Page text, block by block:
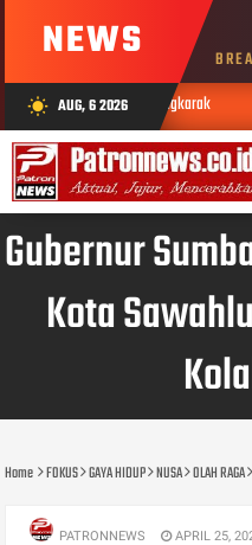
NEWS
wb_sunny AUG, 6 2026
Puskesmas Singkarak
Gubernur
Kota
Home FOKUS GAYA HIDUP NUSA OLAH RAGA
PATRONNEWS APRIL 25,